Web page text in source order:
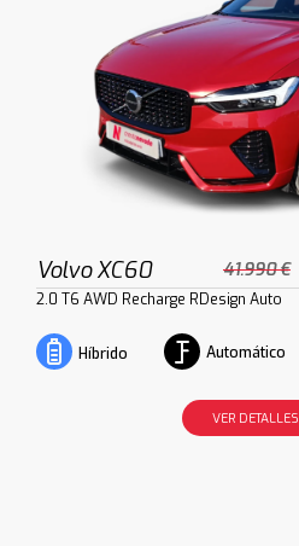
Volvo XC60 41.990 €
2.0 T6 AWD Recharge RDesign Auto
Híbrido Automático
VER DETALLES